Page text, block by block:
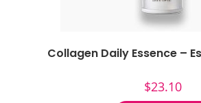
Collagen Daily Essence –
$23.10